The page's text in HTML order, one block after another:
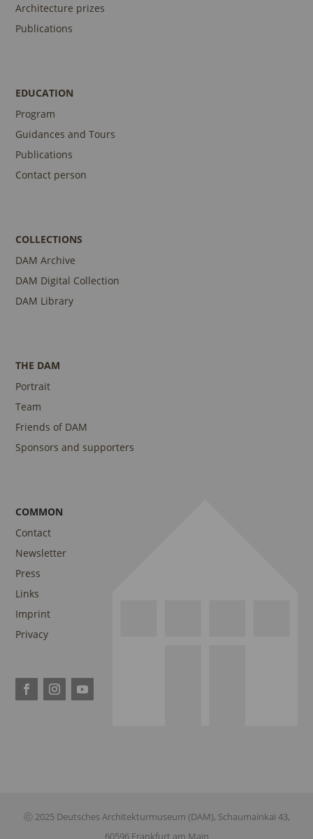
Architecture prizes
Publications
EDUCATION
Program
Guidances and Tours
Publications
Contact person
COLLECTIONS
DAM Archive
DAM Digital Collection
DAM Library
THE DAM
Portrait
Team
Friends of DAM
Sponsors and supporters
COMMON
Contact
Newsletter
Press
Links
Imprint
Privacy
ⓒ 2025 Deutsches Architekturmuseum (DAM), Schaumainkai 43,
60596 Frankfurt am Main